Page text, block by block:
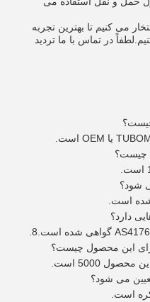
می کنیم تا بهترین تجربه
در تماس با ما ترديد
چیست؟
شود؟
است.
دارد؟
این محصول چیست؟
5000 است.
می شود؟
است.